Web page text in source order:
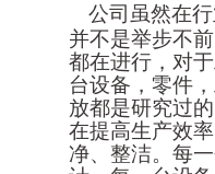
公司虽然在
并不是举步不
都在进行，对
台设备，零件
放都是研究过
在提高生产效
净、整洁。每